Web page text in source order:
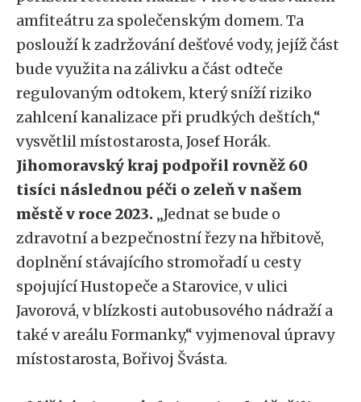
amfiteátru za společenským domem. Ta
poslouží k zadržování dešťové vody, jejíž část
bude využita na zálivku a část odteče
regulovaným odtokem, který sníží riziko
zahlcení kanalizace při prudkých deštích,“
vysvětlil místostarosta, Josef Horák.
Jihomoravský kraj podpořil rovněž 60
tisíci následnou péči o zeleň v našem
městě v roce 2023. „Jednat se bude o
zdravotní a bezpečnostní řezy na hřbitově,
doplnění stávajícího stromořadí u cesty
spojující Hustopeče a Starovice, v ulici
Javorová, v blízkosti autobusového nádraží a
také v areálu Formanky,“ vyjmenoval úpravy
místostarosta, Bořivoj Švásta.